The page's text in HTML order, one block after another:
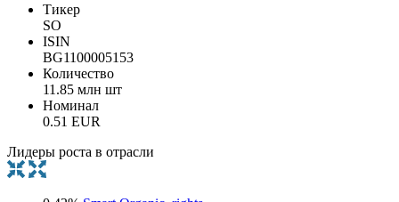
Тикер
SO
ISIN
BG1100005153
Количество
11.85 млн шт
Номинал
0.51 EUR
Лидеры роста в отрасли